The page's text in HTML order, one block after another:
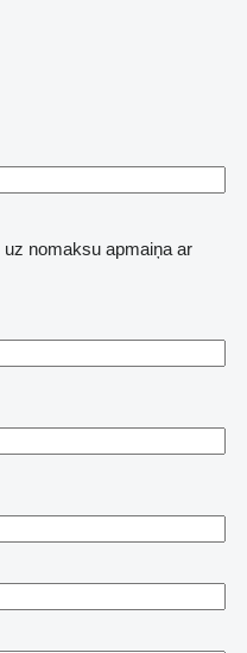
uz nomaksu apmaiņa ar